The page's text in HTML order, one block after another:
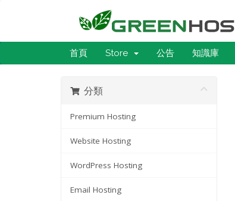
首頁 Store 公告 知識庫
分類
Premium Hosting
Website Hosting
WordPress Hosting
Email Hosting